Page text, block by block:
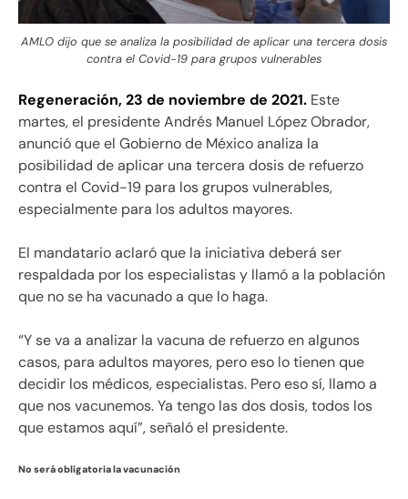
AMLO dijo que se analiza la posibilidad de aplicar una tercera dosis
contra el Covid-19 para grupos vulnerables
Regeneración, 23 de noviembre de 2021. Este
martes, el presidente Andrés Manuel López Obrador,
anunció que el Gobierno de México analiza la
posibilidad de aplicar una tercera dosis de refuerzo
contra el Covid-19 para los grupos vulnerables,
especialmente para los adultos mayores.
El mandatario aclaró que la iniciativa deberá ser
respaldada por los especialistas y llamó a la población
que no se ha vacunado a que lo haga.
“Y se va a analizar la vacuna de refuerzo en algunos
casos, para adultos mayores, pero eso lo tienen que
decidir los médicos, especialistas. Pero eso sí, llamo a
que nos vacunemos. Ya tengo las dos dosis, todos los
que estamos aquí”, señaló el presidente.
No será obligatoria la vacunación